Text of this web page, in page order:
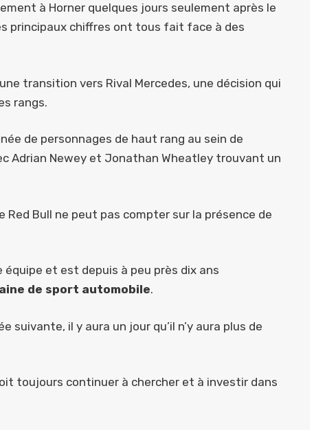
à Horner quelques jours seulement après le
principaux chiffres ont tous fait face à des
transition vers Rival Mercedes, une décision qui
rangs.
de personnages de haut rang au sein de
Adrian Newey et Jonathan Wheatley trouvant un
Red Bull ne peut pas compter sur la présence de
et est depuis à peu près dix ans
de sport automobile.
suivante, il y aura un jour qu’il n’y aura plus de
toujours continuer à chercher et à investir dans